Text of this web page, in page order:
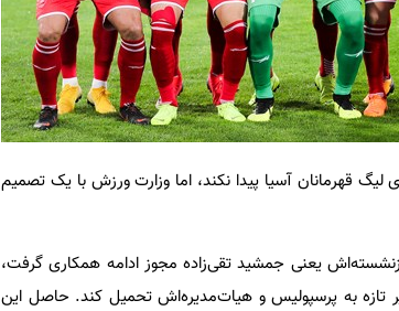
قهرمانان آسیا پیدا نکند، اما وزارت ورزش با یک تصمیم
یعنی جمشید تقی‌زاده مجوز ادامه همکاری گرفت،
تازه به پرسپولیس و هیات‌مدیره‌اش تحمیل کند. حاصل این